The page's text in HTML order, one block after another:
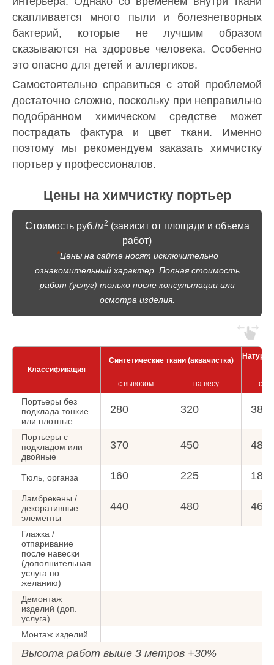
скапливается много пыли и болезнетворных
бактерий, которые не лучшим образом
сказываются на здоровье человека. Особенно
это опасно для детей и аллергиков.
Самостоятельно справиться с этой проблемой
достаточно сложно, поскольку при неправильно
подобранном химическом средстве может
пострадать фактура и цвет ткани. Именно
поэтому мы рекомендуем заказать химчистку
портьер у профессионалов.
Цены на химчистку портьер
Стоимость руб./м2 (зависит от площади и объема
работ)
*Цены на сайте носят исключительно
ознакомительный характер. Полная стоимость
работ (услуг) только после консультации или
осмотра изделия.
Классификация
Синтетические ткани (аквачистка)
с вывозом на весу с
Портьеры без
подклада тонкие
или плотные
280 320 380
Портьеры с
подкладом или
двойные
370 450 480
Тюль, органза 160 225 180
Ламбрекены /
декоративные
элементы
440 480 460
Глажка /
отпаривание
после навески
(дополнительная
услуга по
желанию)
Демонтаж
изделий (доп.
услуга)
Монтаж изделий
Высота работ выше 3 метров +30%